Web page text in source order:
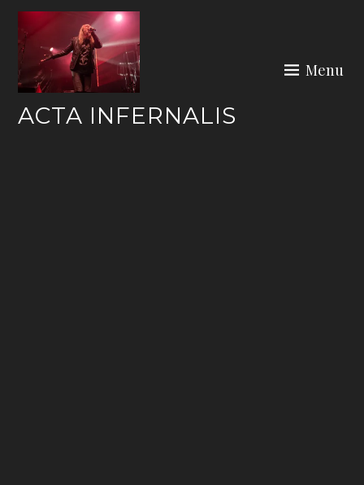
Skip
content
ACTA INFERNALIS
Menu